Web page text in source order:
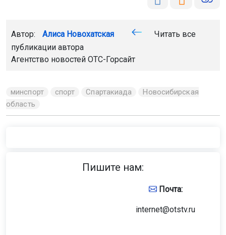
Автор: Алиса Новохатская
Читать все
публикации автора
Агентство новостей ОТС-Горсайт
минспорт спорт Спартакиада
Новосибирская
область
Пишите нам:
Почта:
internet@otstv.ru